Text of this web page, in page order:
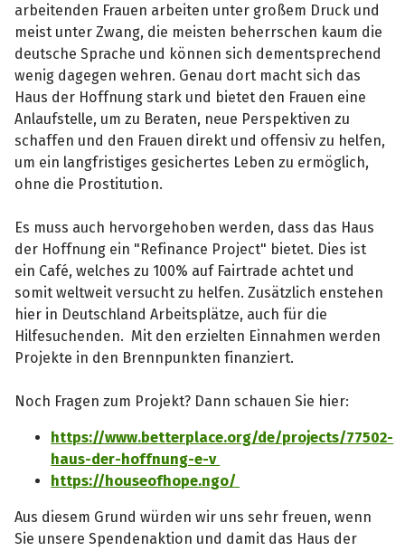
arbeitenden Frauen arbeiten unter großem Druck und
meist unter Zwang, die meisten beherrschen kaum die
deutsche Sprache und können sich dementsprechend
wenig dagegen wehren. Genau dort macht sich das
Haus der Hoffnung stark und bietet den Frauen eine
Anlaufstelle, um zu Beraten, neue Perspektiven zu
schaffen und den Frauen direkt und offensiv zu helfen,
um ein langfristiges gesichertes Leben zu ermöglich,
ohne die Prostitution.
Es muss auch hervorgehoben werden, dass das Haus
der Hoffnung ein "Refinance Project" bietet. Dies ist
ein Café, welches zu 100% auf Fairtrade achtet und
somit weltweit versucht zu helfen. Zusätzlich enstehen
hier in Deutschland Arbeitsplätze, auch für die
Hilfesuchenden. Mit den erzielten Einnahmen werden
Projekte in den Brennpunkten finanziert.
Noch Fragen zum Projekt? Dann schauen Sie hier:
https://www.betterplace.org/de/projects/77502-
haus-der-hoffnung-e-v
https://houseofhope.ngo/
Aus diesem Grund würden wir uns sehr freuen, wenn
Sie unsere Spendenaktion und damit das Haus der